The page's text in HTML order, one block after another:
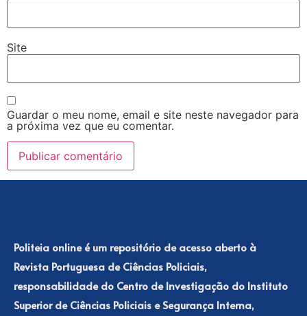
Site
Guardar o meu nome, email e site neste navegador para
a próxima vez que eu comentar.
Politeia online é um repositório de acesso aberto à
Revista Portuguesa de Ciências Policiais,
responsabilidade do Centro de Investigação do Instituto
Superior de Ciências Policiais e Segurança Interna,